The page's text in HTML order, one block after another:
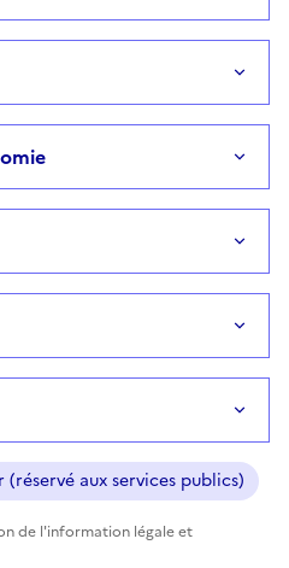
aux services publics)
de l'information légale et